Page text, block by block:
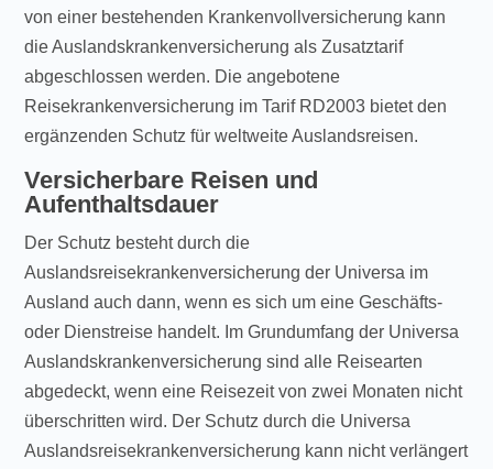
von einer bestehenden Krankenvollversicherung kann
die Auslandskrankenversicherung als Zusatztarif
abgeschlossen werden. Die angebotene
Reisekrankenversicherung im Tarif RD2003 bietet den
ergänzenden Schutz für weltweite Auslandsreisen.
Versicherbare Reisen und
Aufenthaltsdauer
Der Schutz besteht durch die
Auslandsreisekrankenversicherung der Universa im
Ausland auch dann, wenn es sich um eine Geschäfts-
oder Dienstreise handelt. Im Grundumfang der Universa
Auslandskrankenversicherung sind alle Reisearten
abgedeckt, wenn eine Reisezeit von zwei Monaten nicht
überschritten wird. Der Schutz durch die Universa
Auslandsreisekrankenversicherung kann nicht verlängert